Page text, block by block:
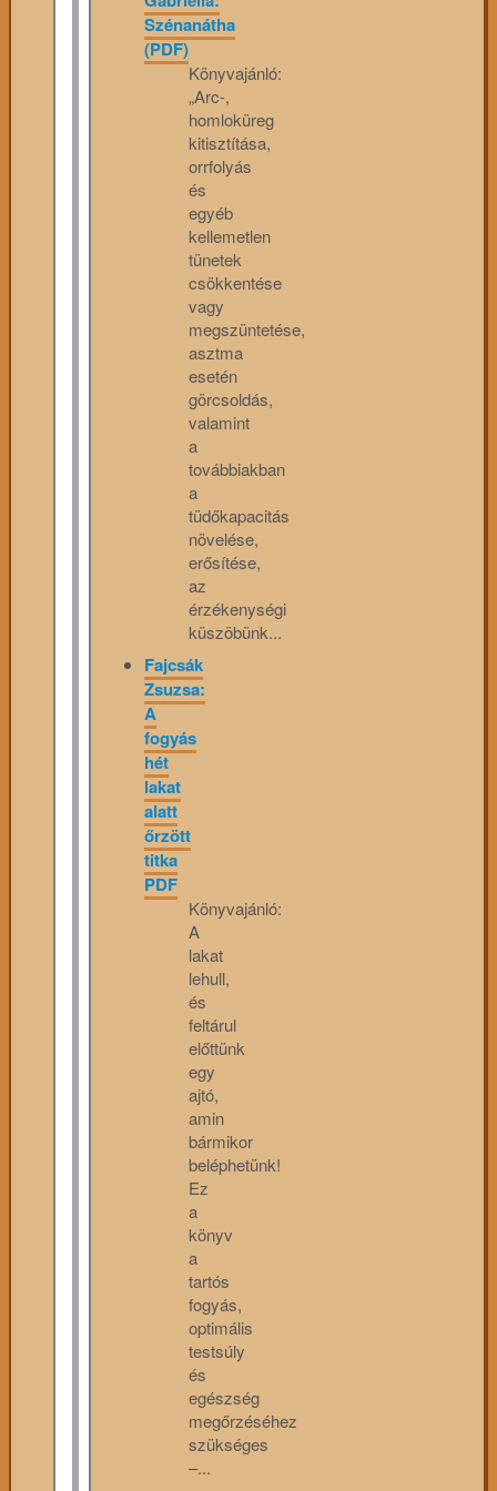
Szénanátha
(PDF)
Könyvajánló:
„Arc-,
homloküreg
kitisztítása,
orrfolyás
és
egyéb
kellemetlen
tünetek
csökkentése
vagy
megszüntetése,
asztma
esetén
görcsoldás,
valamint
a
továbbiakban
a
tüdőkapacitás
növelése,
erősítése,
az
érzékenységi
küszöbünk...
Fajcsák
Zsuzsa:
A
fogyás
hét
lakat
alatt
őrzött
titka
PDF
Könyvajánló:
A
lakat
lehull,
és
feltárul
előttünk
egy
ajtó,
amin
bármikor
beléphetünk!
Ez
a
könyv
a
tartós
fogyás,
optimális
testsúly
és
egészség
megőrzéséhez
szükséges
–...